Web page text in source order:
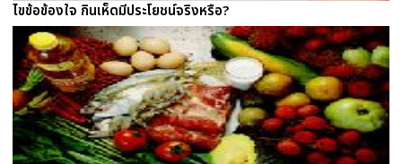
ไขข้อข้องใจ กินเห็ดมีประโยชน์จริงหรือ?